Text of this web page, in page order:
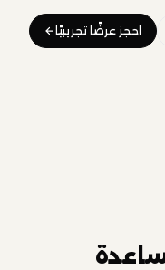
احجز عرضًا تجريبيًا